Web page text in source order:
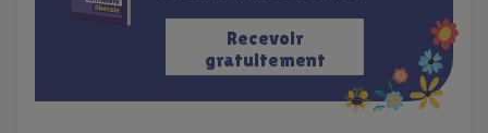
Recevoir
gratuitement